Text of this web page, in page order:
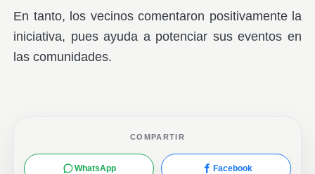
En tanto, los vecinos comentaron positivamente la
iniciativa, pues ayuda a potenciar sus eventos en
las comunidades.
COMPARTIR
WhatsApp Facebook